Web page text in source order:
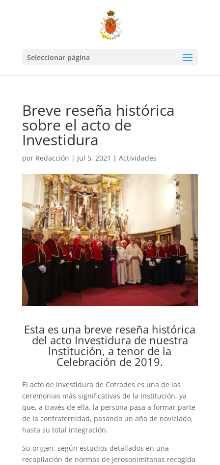
Seleccionar página
Breve reseña histórica
sobre el acto de
Investidura
por Redacción | Jul 5, 2021 | Actividades
Esta es una breve reseña histórica
del acto Investidura de nuestra
Institución, a tenor de la
Celebración de 2019.
El acto de investidura de Cofrades es una de las
ceremonias más significativas de la Institución, ya
que, a través de ella, la persona pasa a formar parte
de la confraternidad, pasando un año de noviciado,
hasta su total integración.
Su origen, según estudios detallados en una
recopilación de normas de Jerosonimitanas recogida